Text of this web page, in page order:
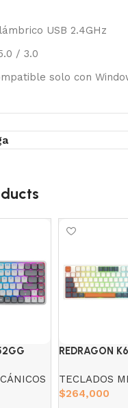
USB 2.4GHz
/ 3.0
solo con
REDRAGON
TECLADOS
$264,000